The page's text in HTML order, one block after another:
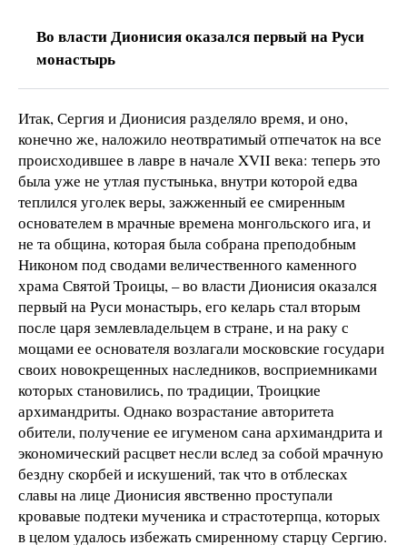
Во власти Дионисия оказался первый на Руси
монастырь
Итак, Сергия и Дионисия разделяло время, и оно,
конечно же, наложило неотвратимый отпечаток на все
происходившее в лавре в начале XVII века: теперь это
была уже не утлая пустынька, внутри которой едва
теплился уголек веры, зажженный ее смиренным
основателем в мрачные времена монгольского ига, и
не та община, которая была собрана преподобным
Никоном под сводами величественного каменного
храма Святой Троицы, – во власти Дионисия оказался
первый на Руси монастырь, его келарь стал вторым
после царя землевладельцем в стране, и на раку с
мощами ее основателя возлагали московские государи
своих новокрещенных наследников, восприемниками
которых становились, по традиции, Троицкие
архимандриты. Однако возрастание авторитета
обители, получение ее игуменом сана архимандрита и
экономический расцвет несли вслед за собой мрачную
бездну скорбей и искушений, так что в отблесках
славы на лице Дионисия явственно проступали
кровавые подтеки мученика и страстотерпца, которых
в целом удалось избежать смиренному старцу Сергию.